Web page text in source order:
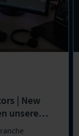
| New
unseres